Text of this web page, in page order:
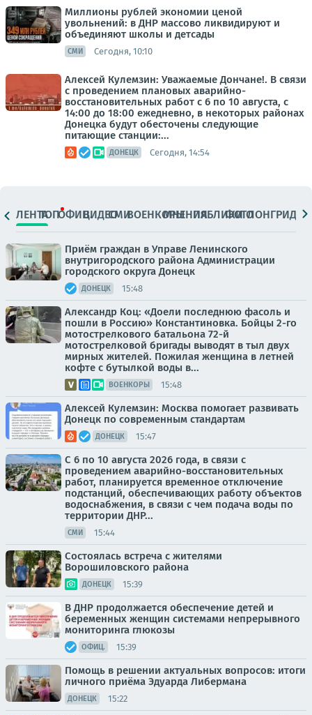
Миллионы рублей экономии ценой
увольнений: в ДНР массово ликвидируют и
объединяют школы и детсады
СМИ Сегодня, 10:10
Алексей Кулемзин: Уважаемые Дончане!. В связи
с проведением плановых аварийно-
восстановительных работ с 6 по 10 августа, с
14:00 до 18:00 ежедневно, в некоторых районах
Донецка будут обесточены следующие
питающие станции:...
ДОНЕЦК Сегодня, 14:54
ЛЕНТАТОПОФИЦ.ВИДЕОСМИВОЕНКОРЫМНЕНИЯПАБЛИКИ
ФОТОЛОНГРИДЫ
Приём граждан в Управе Ленинского
внутригородского района Администрации
городского округа Донецк
ДОНЕЦК 15:48
Александр Коц: «Доели последнюю фасоль и
пошли в Россию» Константиновка. Бойцы 2-го
мотострелкового батальона 72-й
мотострелковой бригады выводят в тыл двух
мирных жителей. Пожилая женщина в летней
кофте с бутылкой воды в...
ВОЕНКОРЫ 15:48
Алексей Кулемзин: Москва помогает развивать
Донецк по современным стандартам
ДОНЕЦК 15:47
С 6 по 10 августа 2026 года, в связи с
проведением аварийно-восстановительных
работ, планируется временное отключение
подстанций, обеспечивающих работу объектов
водоснабжения, в связи с чем подача воды по
территории ДНР...
СМИ 15:44
Состоялась встреча с жителями
Ворошиловского района
ДОНЕЦК 15:39
В ДНР продолжается обеспечение детей и
беременных женщин системами непрерывного
мониторинга глюкозы
ОФИЦ. 15:39
Помощь в решении актуальных вопросов: итоги
личного приёма Эдуарда Либермана
ДОНЕЦК 15:22